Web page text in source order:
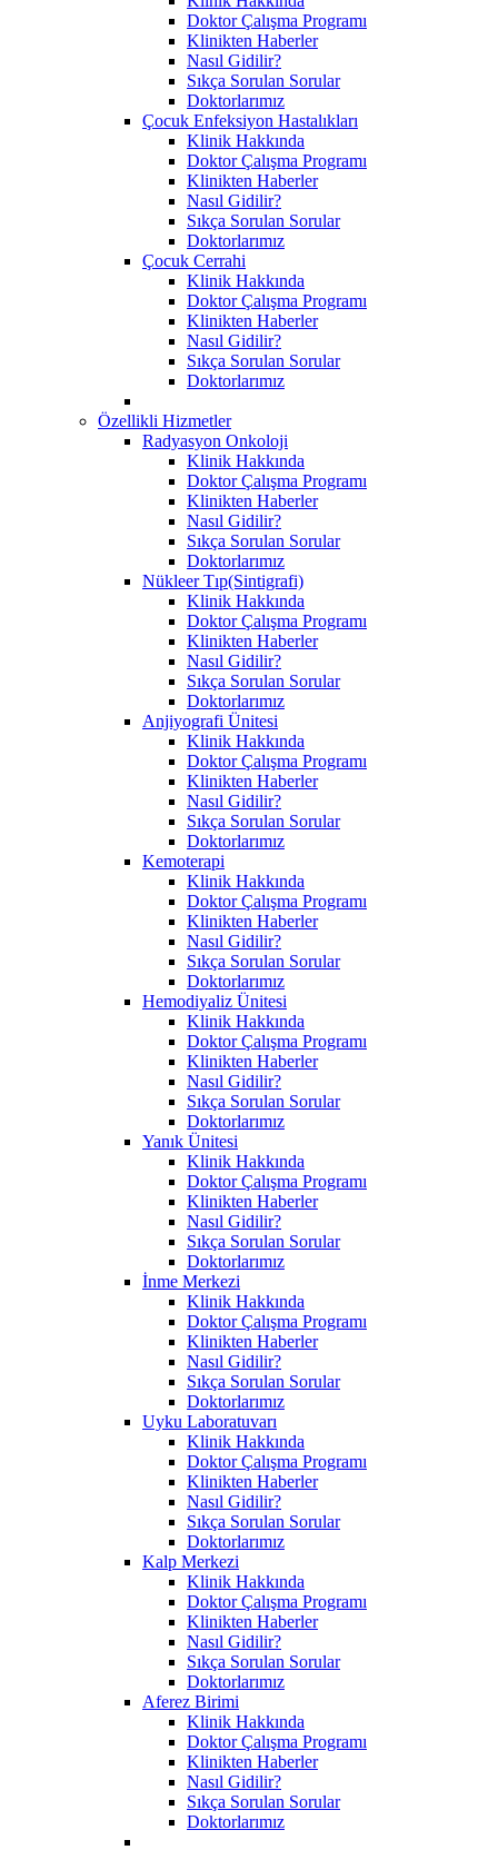
Doktor Çalışma Programı
Klinikten Haberler
Nasıl Gidilir?
Sıkça Sorulan Sorular
Doktorlarımız
Çocuk Enfeksiyon Hastalıkları
Klinik Hakkında
Doktor Çalışma Programı
Klinikten Haberler
Nasıl Gidilir?
Sıkça Sorulan Sorular
Doktorlarımız
Çocuk Cerrahi
Klinik Hakkında
Doktor Çalışma Programı
Klinikten Haberler
Nasıl Gidilir?
Sıkça Sorulan Sorular
Doktorlarımız
Özellikli Hizmetler
Radyasyon Onkoloji
Klinik Hakkında
Doktor Çalışma Programı
Klinikten Haberler
Nasıl Gidilir?
Sıkça Sorulan Sorular
Doktorlarımız
Nükleer Tıp(Sintigrafi)
Klinik Hakkında
Doktor Çalışma Programı
Klinikten Haberler
Nasıl Gidilir?
Sıkça Sorulan Sorular
Doktorlarımız
Anjiyografi Ünitesi
Klinik Hakkında
Doktor Çalışma Programı
Klinikten Haberler
Nasıl Gidilir?
Sıkça Sorulan Sorular
Doktorlarımız
Kemoterapi
Klinik Hakkında
Doktor Çalışma Programı
Klinikten Haberler
Nasıl Gidilir?
Sıkça Sorulan Sorular
Doktorlarımız
Hemodiyaliz Ünitesi
Klinik Hakkında
Doktor Çalışma Programı
Klinikten Haberler
Nasıl Gidilir?
Sıkça Sorulan Sorular
Doktorlarımız
Yanık Ünitesi
Klinik Hakkında
Doktor Çalışma Programı
Klinikten Haberler
Nasıl Gidilir?
Sıkça Sorulan Sorular
Doktorlarımız
İnme Merkezi
Klinik Hakkında
Doktor Çalışma Programı
Klinikten Haberler
Nasıl Gidilir?
Sıkça Sorulan Sorular
Doktorlarımız
Uyku Laboratuvarı
Klinik Hakkında
Doktor Çalışma Programı
Klinikten Haberler
Nasıl Gidilir?
Sıkça Sorulan Sorular
Doktorlarımız
Kalp Merkezi
Klinik Hakkında
Doktor Çalışma Programı
Klinikten Haberler
Nasıl Gidilir?
Sıkça Sorulan Sorular
Doktorlarımız
Aferez Birimi
Klinik Hakkında
Doktor Çalışma Programı
Klinikten Haberler
Nasıl Gidilir?
Sıkça Sorulan Sorular
Doktorlarımız